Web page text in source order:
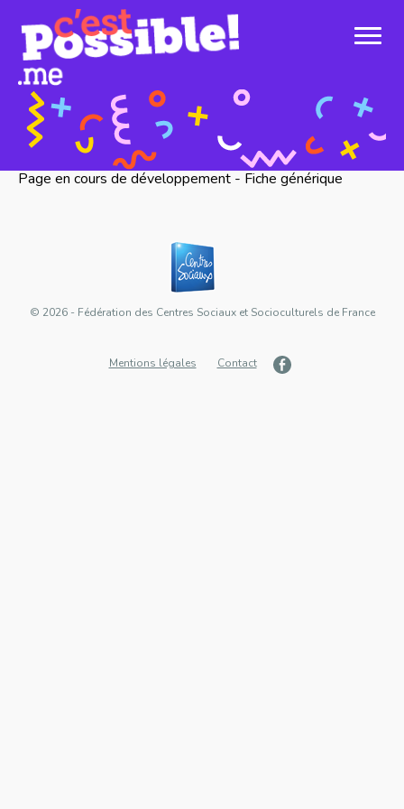
Page en cours de développement - Fiche générique
© 2026 - Fédération des Centres Sociaux et Socioculturels de France
Mentions légales Contact